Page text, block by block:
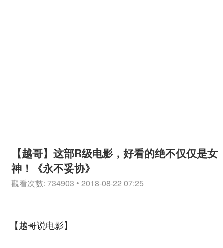
【越哥】这部R级电影，好看的绝不仅仅是女
神！《永不妥协》
觀看次數: 734903 • 2018-08-22 07:25
【越哥说电影】